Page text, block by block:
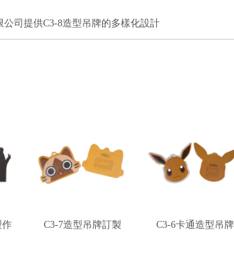
司提供C3-8造型吊牌的多樣化設計
作 C3-7造型吊牌訂製 C3-6卡通造型吊牌